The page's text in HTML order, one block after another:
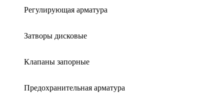
Регулирующая арматура
Затворы дисковые
Клапаны запорные
Предохранительная арматура